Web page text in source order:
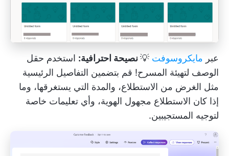
عبر مايكروسوفت 💡نصيحة احترافية: استخدم حقل
الوصف لتهيئة المسرح! قم بتضمين التفاصيل الرئيسية
مثل الغرض من الاستطلاع، والمدة التي يستغرقها، وما
إذا كان الاستطلاع مجهول الهوية، وأي تعليمات خاصة
لتوجيه المستجيبين.